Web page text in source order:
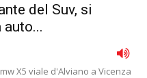
del Suv, si
auto...
X5 viale d'Alviano a Vicenza